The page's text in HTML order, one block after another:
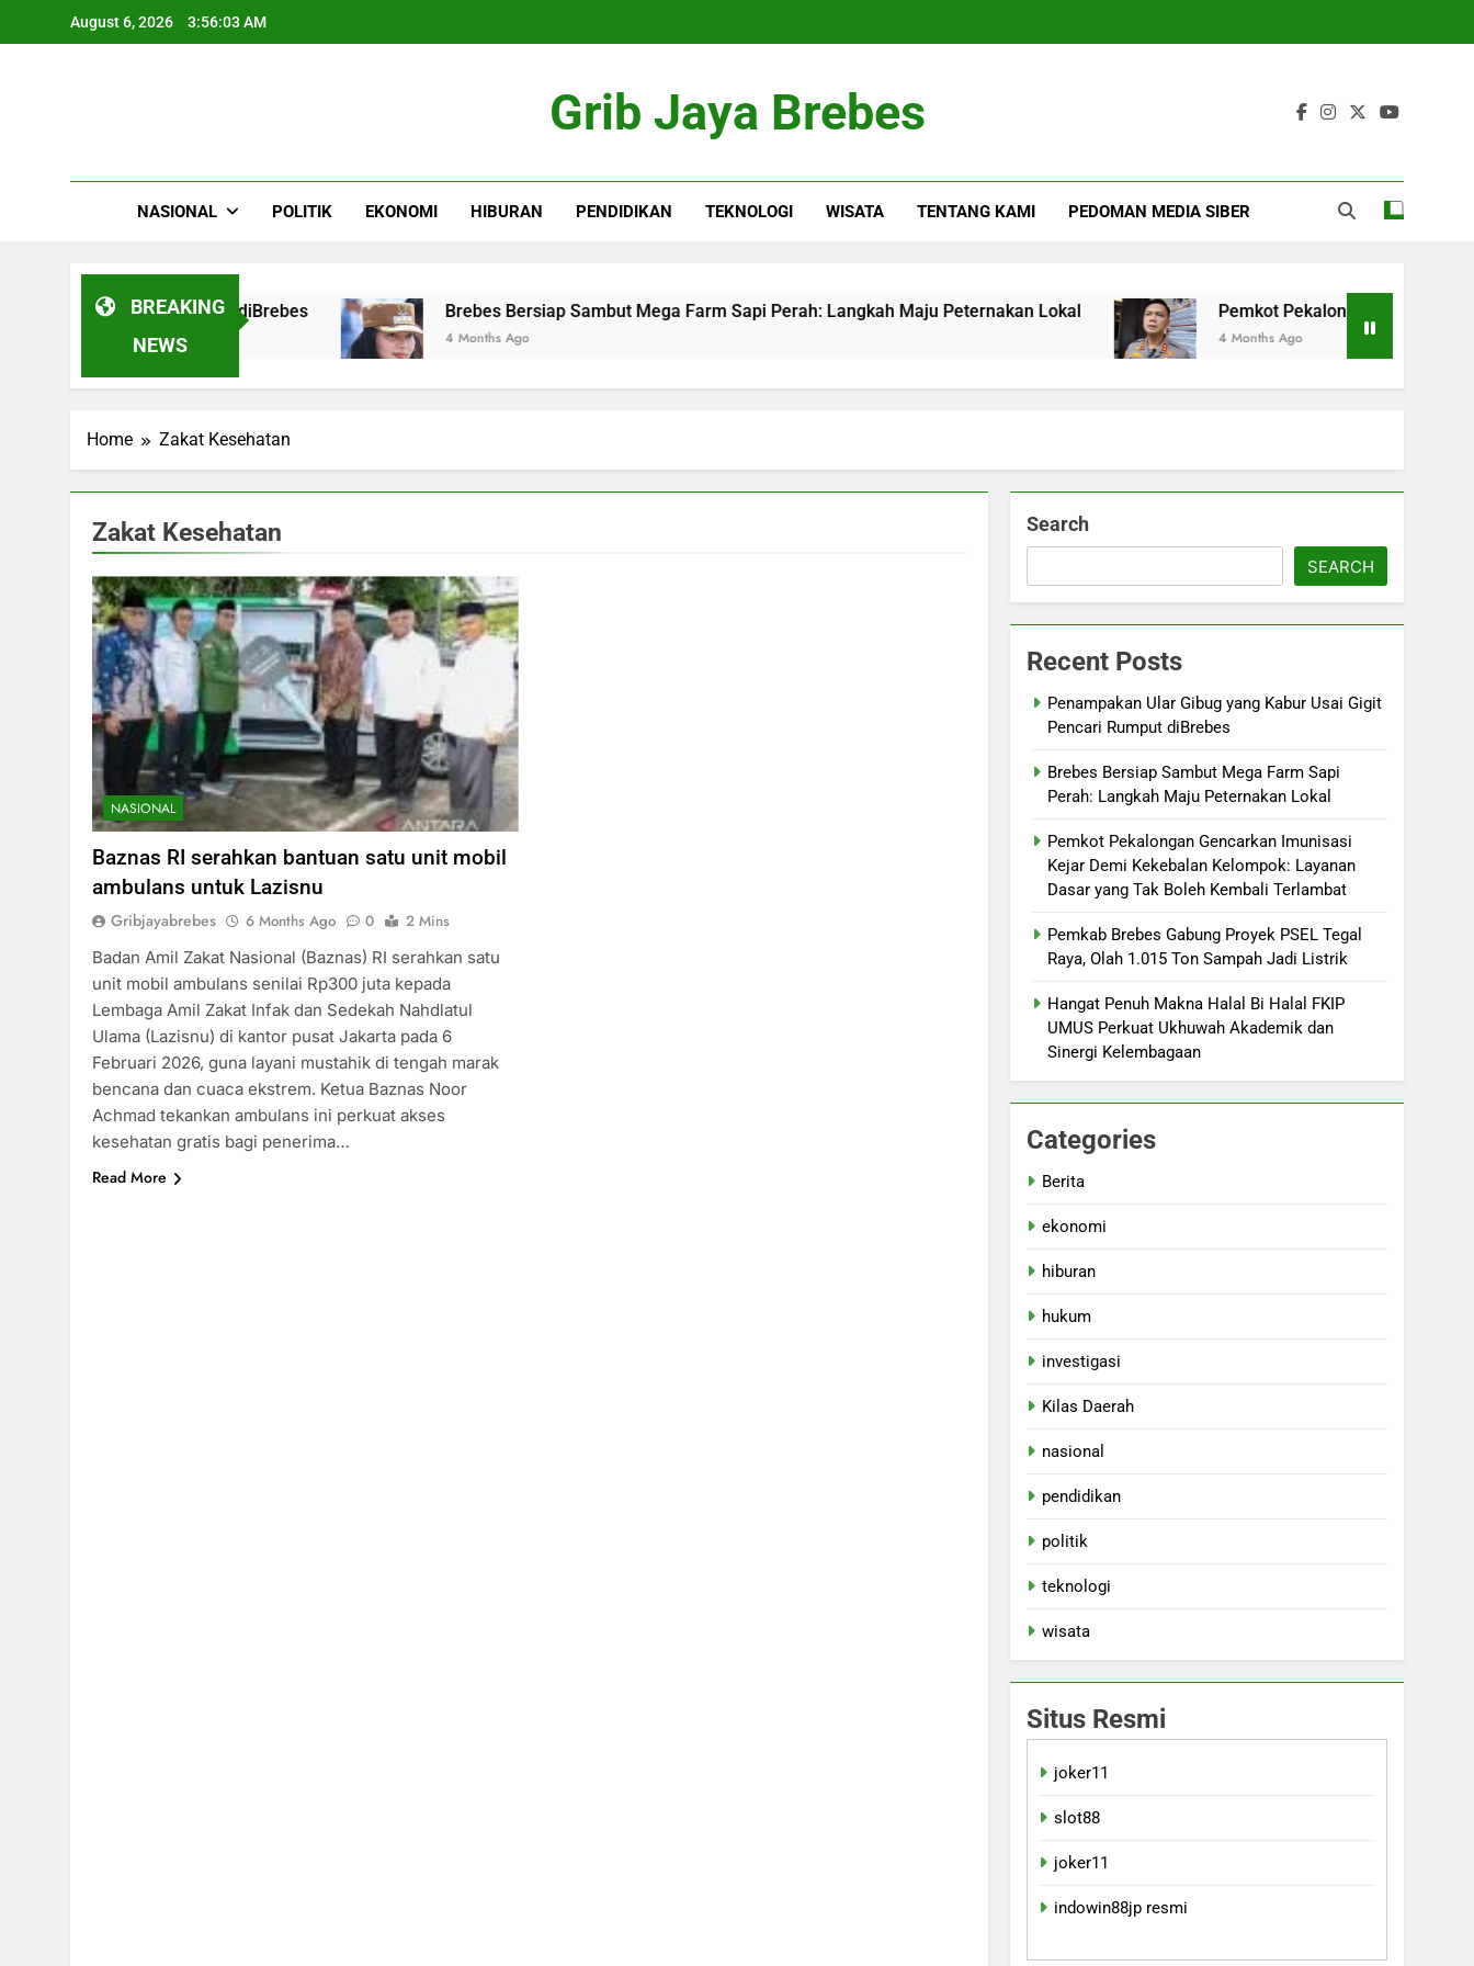
August 6, 2026 3:56:03 AM
Grib Jaya Brebes
NASIONAL POLITIK EKONOMI HIBURAN PENDIDIKAN TEKNOLOGI WISATA TENTANG KAMI PEDOMAN MEDIA SIBER
BREAKING
NEWS
Gigit Pencari Rumput diBrebes Brebes Bersiap Sambut Mega Farm Sapi Perah: Langkah Maju Peternakan Lokal
4 Months Ago
Pemkot Pekalongan Gencarkan
4 Months Ago
Home Zakat Kesehatan
Zakat Kesehatan
NASIONAL
Baznas RI serahkan bantuan satu unit mobil
ambulans untuk Lazisnu
Gribjayabrebes 6 Months Ago 0
2 Mins
Badan Amil Zakat Nasional (Baznas) RI serahkan satu
unit mobil ambulans senilai Rp300 juta kepada
Lembaga Amil Zakat Infak dan Sedekah Nahdlatul
Ulama (Lazisnu) di kantor pusat Jakarta pada 6
Februari 2026, guna layani mustahik di tengah marak
bencana dan cuaca ekstrem.​ Ketua Baznas Noor
Achmad tekankan ambulans ini perkuat akses
kesehatan gratis bagi penerima…
Read More
Search
SEARCH
Recent Posts
Penampakan Ular Gibug yang Kabur Usai Gigit
Pencari Rumput diBrebes
Brebes Bersiap Sambut Mega Farm Sapi
Perah: Langkah Maju Peternakan Lokal
Pemkot Pekalongan Gencarkan Imunisasi
Kejar Demi Kekebalan Kelompok: Layanan
Dasar yang Tak Boleh Kembali Terlambat
Pemkab Brebes Gabung Proyek PSEL Tegal
Raya, Olah 1.015 Ton Sampah Jadi Listrik
Hangat Penuh Makna Halal Bi Halal FKIP
UMUS Perkuat Ukhuwah Akademik dan
Sinergi Kelembagaan
Categories
Berita
ekonomi
hiburan
hukum
investigasi
Kilas Daerah
nasional
pendidikan
politik
teknologi
wisata
Situs Resmi
joker11
slot88
joker11
indowin88jp resmi